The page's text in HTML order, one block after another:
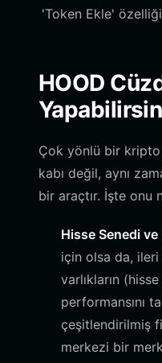
'Token Ekle'
HOOD
Çok yönlü bir kripto
kabı değil, aynı
bir araçtır. İşte onu
Hisse Senedi
için olsa da, ileri
varlıkların
performansını
çeşitlendirilmiş
merkezi bir